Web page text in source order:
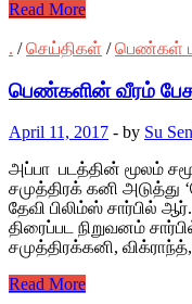
Read More
. /செய்திகள் /பெண்கள்
பெண்களின் வீரம்
April 11, 2017 - by Su
அப்பா படத்தின் மூலம்
சமுத்திரக் கனி அடுத்து
தேவி பிலிம்ஸ் சார்பில்
திரைப்பட நிறுவனம்
சமுத்திரக்கனி,
Read More